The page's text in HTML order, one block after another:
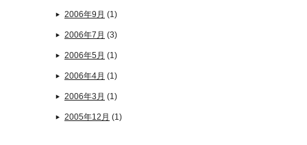
2006年9月 (1)
2006年7月 (3)
2006年5月 (1)
2006年4月 (1)
2006年3月 (1)
2005年12月 (1)